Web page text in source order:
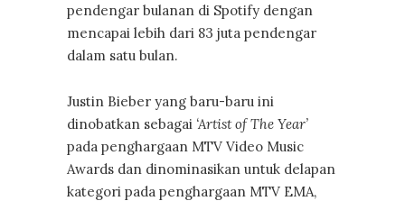
pendengar bulanan di Spotify dengan
mencapai lebih dari 83 juta pendengar
dalam satu bulan.
Justin Bieber yang baru-baru ini
dinobatkan sebagai ‘Artist of The Year’
pada penghargaan MTV Video Music
Awards dan dinominasikan untuk delapan
kategori pada penghargaan MTV EMA,